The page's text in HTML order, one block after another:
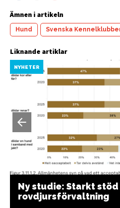
Ämnen i artikeln
Hund Svenska
Liknande artiklar
NYHETER
Ny studie: Starkt
rovdjursförvaltning